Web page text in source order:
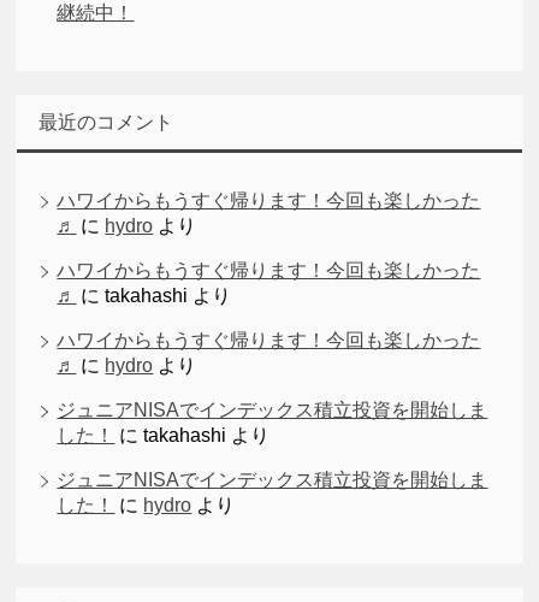
継続中！
最近のコメント
ハワイからもうすぐ帰ります！今回も楽しかった
♬
に hydro より
ハワイからもうすぐ帰ります！今回も楽しかった
♬
にtakahashi より
ハワイからもうすぐ帰ります！今回も楽しかった
♬
に hydro より
ジュニアNISAでインデックス積立投資を開始しま
した！
にtakahashi より
ジュニアNISAでインデックス積立投資を開始しま
した！
に hydro より